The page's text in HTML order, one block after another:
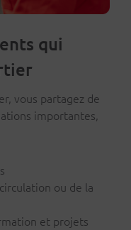
qui
vous partagez de
importantes,
ou de la
et projets